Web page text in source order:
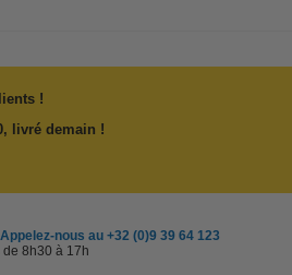
!
livré demain !
nous au +32 (0)9 39 64 123
de 8h30 à 17h